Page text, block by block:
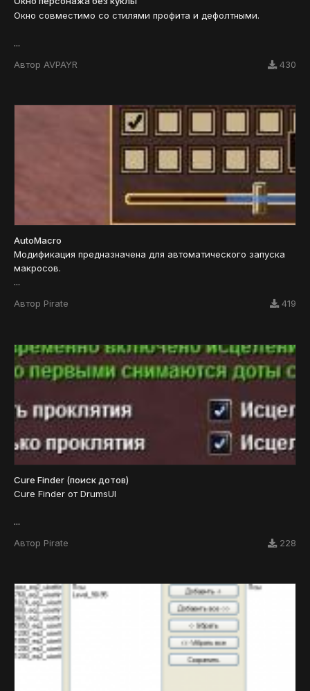
Окно совместимо со стилями профита и дефолтными.
...
Автор AVPAYR 430
AutoMacro
Модификация предназначена для автоматического запуска
макросов.
...
Автор Pirate 419
Cure Finder (поиск дотов)
Cure Finder от DrumsUI
...
Автор Pirate 228